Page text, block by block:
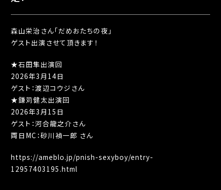
森山栄治さん「だめおたちの夜」
ゲスト出演させて頂きます！
★石田隼出演回
2026年3月14日
ゲスト：渡辺コウジさん
★鎌苅健太出演回
2026年3月15日
ゲスト：河合龍之介さん
両日MC：砂川禎一郎 さん
https://ameblo.jp/pnish-sexyboy/entry-
12957403195.html